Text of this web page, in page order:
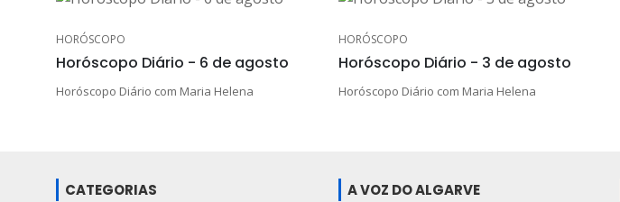
HORÓSCOPO
Horóscopo Diário - 6 de agosto
Horóscopo Diário com Maria Helena
HORÓSCOPO
Horóscopo Diário - 3 de agosto
Horóscopo Diário com Maria Helena
CATEGORIAS A VOZ DO ALGARVE